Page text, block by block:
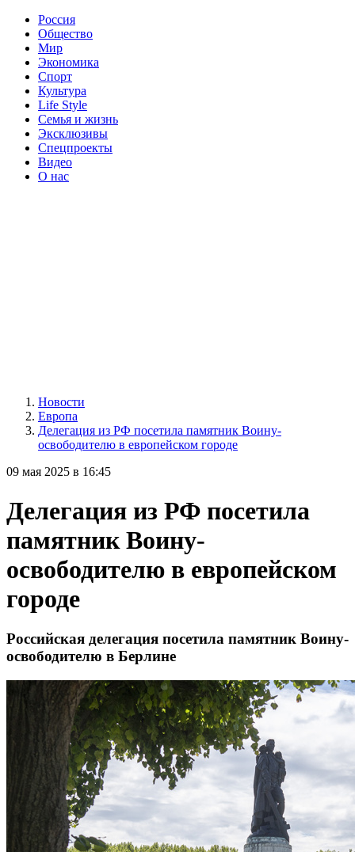
Россия
Общество
Мир
Экономика
Спорт
Культура
Life Style
Семья и жизнь
Эксклюзивы
Спецпроекты
Видео
О нас
Новости
Европа
Делегация из РФ посетила памятник Воину-
освободителю в европейском городе
09 мая 2025 в 16:45
Делегация из РФ посетила
памятник Воину-
освободителю в европейском
городе
Российская делегация посетила памятник Воину-
освободителю в Берлине